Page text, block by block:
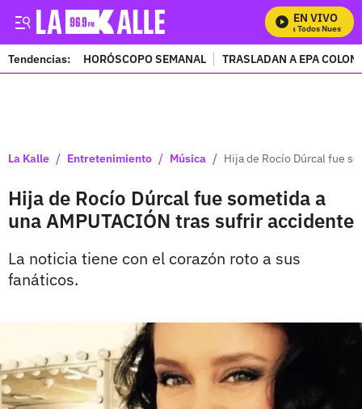
EN VIVO
Mira Todos Nuestros
Tendencias: HORÓSCOPO SEMANAL TRASLADAN A EPA
La Kalle / Entretenimiento / Música / Hija de Rocío Dúrcal fue
Hija de Rocío Dúrcal fue sometida a
una AMPUTACIÓN tras sufrir accidente
La noticia tiene con el corazón roto a sus
fanáticos.